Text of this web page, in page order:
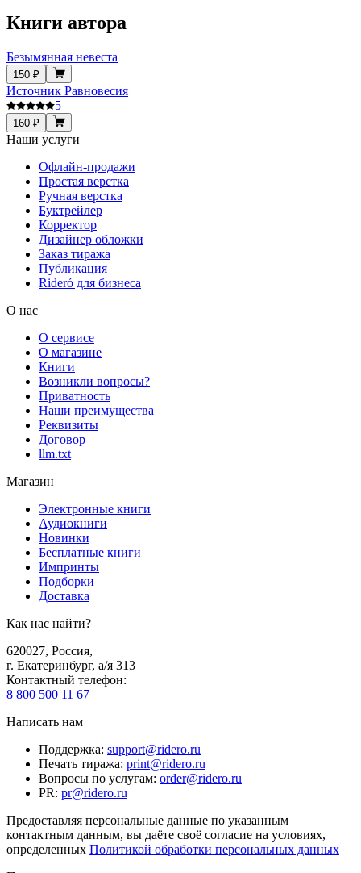
Книги автора
Безымянная невеста
150 ₽
Источник Равновесия
5
160 ₽
Наши услуги
Офлайн-продажи
Простая верстка
Ручная верстка
Буктрейлер
Корректор
Дизайнер обложки
Заказ тиража
Публикация
Rideró для бизнеса
О нас
О сервисе
О магазине
Книги
Возникли вопросы?
Приватность
Наши преимущества
Реквизиты
Договор
llm.txt
Магазин
Электронные книги
Аудиокниги
Новинки
Бесплатные книги
Импринты
Подборки
Доставка
Как нас найти?
620027, Россия,
г. Екатеринбург, а/я 313
Контактный телефон:
8 800 500 11 67
Написать нам
Поддержка: support@ridero.ru
Печать тиража: print@ridero.ru
Вопросы по услугам: order@ridero.ru
PR: pr@ridero.ru
Предоставляя персональные данные по указанным
контактным данным, вы даёте своё согласие на условиях,
определенных Политикой обработки персональных данных